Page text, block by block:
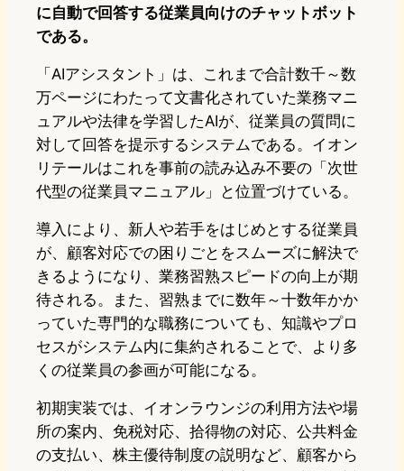
に自動で回答する従業員向けのチャットボット
である。
「AIアシスタント」は、これまで合計数千～数
万ページにわたって文書化されていた業務マニ
ュアルや法律を学習したAIが、従業員の質問に
対して回答を提示するシステムである。イオン
リテールはこれを事前の読み込み不要の「次世
代型の従業員マニュアル」と位置づけている。
導入により、新人や若手をはじめとする従業員
が、顧客対応での困りごとをスムーズに解決で
きるようになり、業務習熟スピードの向上が期
待される。また、習熟までに数年～十数年かか
っていた専門的な職務についても、知識やプロ
セスがシステム内に集約されることで、より多
くの従業員の参画が可能になる。
初期実装では、イオンラウンジの利用方法や場
所の案内、免税対応、拾得物の対応、公共料金
の支払い、株主優待制度の説明など、顧客から